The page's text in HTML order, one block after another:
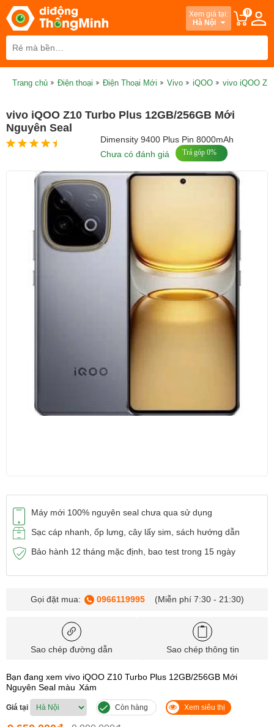
Xem giá tại:
Hà Nội
0
Trang chủ Điện thoại Điện Thoại Mới Vivo iQOO vivo iQOO
vivo iQOO Z10 Turbo Plus 12GB/256GB Mới
Nguyên Seal
Dimensity 9400 Plus Pin 8000mAh
Chưa có đánh giá
Trả góp 0%
Máy mới 100% nguyên seal chưa qua sử dụng
Sạc cáp nhanh, ốp lưng, cây lấy sim, sách hướng dẫn
Bảo hành 12 tháng mặc định, bao test trong 15 ngày
Gọi đặt mua: 0966119995 (Miễn phí 7:30 - 21:30)
Sao chép đường dẫn Sao chép thông tin
Bạn đang xem vivo iQOO Z10 Turbo Plus 12GB/256GB Mới
Nguyên Seal màu Xám
Giá tại Còn hàng Xem siêu thị